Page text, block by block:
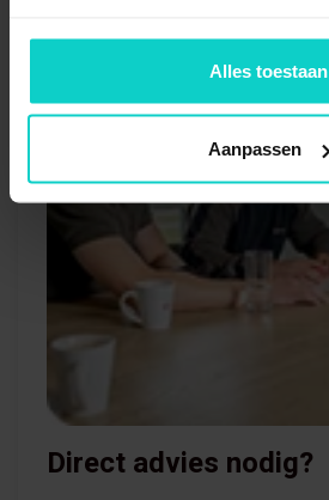
Alles toestaan
Aanpassen
Direct advies nodig?